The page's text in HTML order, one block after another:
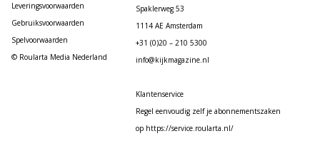
Leveringsvoorwaarden
Gebruiksvoorwaarden
Spelvoorwaarden
© Roularta Media Nederland
Spaklerweg 53
1114 AE Amsterdam
+31 (0)20 – 210 5300
info@kijkmagazine.nl
Klantenservice
Regel eenvoudig zelf je abonnementszaken
op https://service.roularta.nl/